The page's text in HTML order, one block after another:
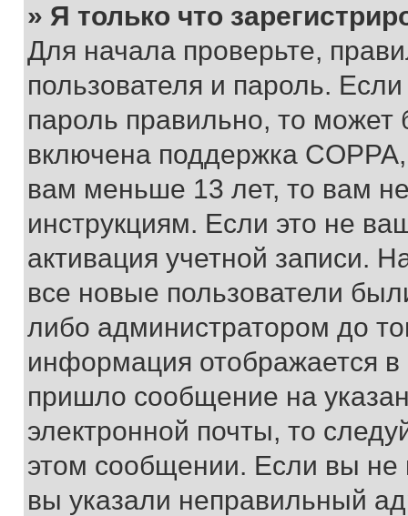
» Я только что
Для начала проверьте,
пользователя и пароль.
пароль правильно, то может
включена поддержка
вам меньше 13 лет, то вам
инструкциям. Если это не
активация учетной записи.
все новые пользователи
либо администратором до
информация отображается
пришло сообщение на
электронной почты, то
этом сообщении. Если вы
вы указали неправильный